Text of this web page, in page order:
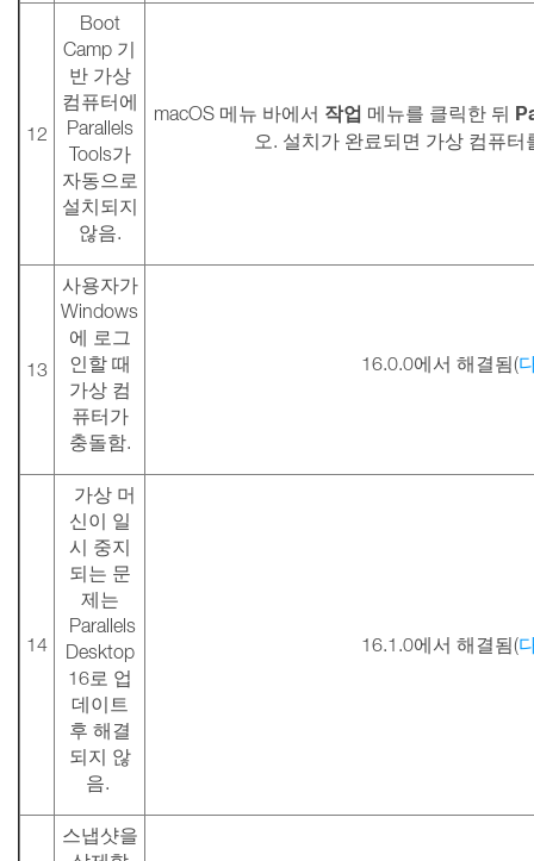
12
Boot
Camp 기
반 가상
컴퓨터에
Parallels
Tools가
자동으로
설치되지
않음.
macOS 메뉴 바에서 작업 메뉴를 클릭한 뒤
오. 설치가 완료되면 가상 컴퓨
13
사용자가
Windows
에 로그
인할 때
가상 컴
퓨터가
충돌함.
16.0.0에서 해결됨(
14
가상 머
신이 일
시 중지
되는 문
제는
Parallels
Desktop
16로 업
데이트
후 해결
되지 않
음.
16.1.0에서 해결됨(
스냅샷을